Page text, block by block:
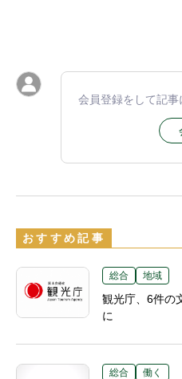
会員登録をして記
おすすめ記事
総合 地域
観光庁、6件の
に
総合 働く